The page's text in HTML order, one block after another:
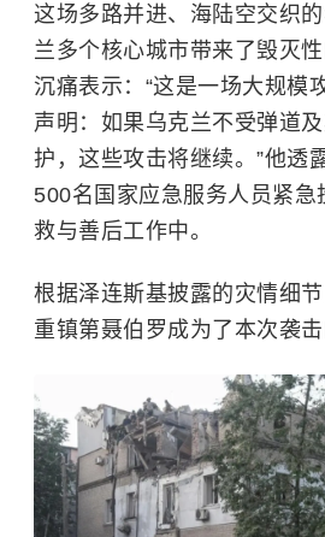
这场多路并进、海陆空交织
兰多个核心城市带来了毁灭
沉痛表示：“这是一场大规模
声明：如果乌克兰不受弹道
护，这些攻击将继续。”他透
500名国家应急服务人员紧急
救与善后工作中。
根据泽连斯基披露的灾情细
重镇第聂伯罗成为了本次袭击